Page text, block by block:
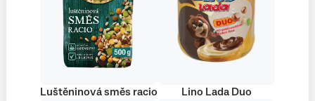
Luštěninová směs racio Lino Lada Duo